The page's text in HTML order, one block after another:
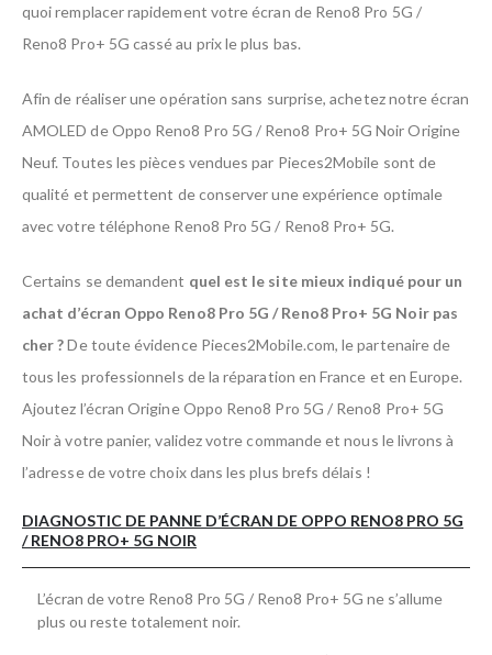
quoi remplacer rapidement votre écran de Reno8 Pro 5G /
Reno8 Pro+ 5G cassé au prix le plus bas.
Afin de réaliser une opération sans surprise, achetez notre écran
AMOLED de Oppo Reno8 Pro 5G / Reno8 Pro+ 5G Noir Origine
Neuf. Toutes les pièces vendues par Pieces2Mobile sont de
qualité et permettent de conserver une expérience optimale
avec votre téléphone Reno8 Pro 5G / Reno8 Pro+ 5G.
Certains se demandent quel est le site mieux indiqué pour un
achat d’écran Oppo Reno8 Pro 5G / Reno8 Pro+ 5G Noir pas
cher ?De toute évidence Pieces2Mobile.com, le partenaire de
tous les professionnels de la réparation en France et en Europe.
Ajoutez l’écran Origine Oppo Reno8 Pro 5G / Reno8 Pro+ 5G
Noir à votre panier, validez votre commande et nous le livrons à
l’adresse de votre choix dans les plus brefs délais !
DIAGNOSTIC DE PANNE D’ÉCRAN DE OPPO RENO8 PRO 5G
/ RENO8 PRO+ 5G NOIR
L’écran de votre Reno8 Pro 5G / Reno8 Pro+ 5G ne s’allume
plus ou reste totalement noir.